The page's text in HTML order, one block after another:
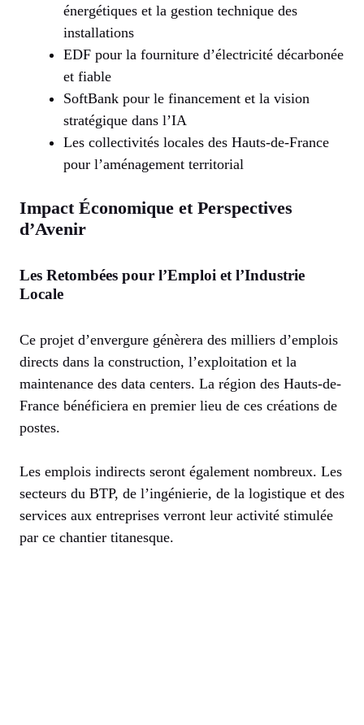
énergétiques et la gestion technique des
installations
EDF pour la fourniture d’électricité décarbonée
et fiable
SoftBank pour le financement et la vision
stratégique dans l’IA
Les collectivités locales des Hauts-de-France
pour l’aménagement territorial
Impact Économique et Perspectives
d’Avenir
Les Retombées pour l’Emploi et l’Industrie
Locale
Ce projet d’envergure génèrera des milliers d’emplois
directs dans la construction, l’exploitation et la
maintenance des data centers. La région des Hauts-de-
France bénéficiera en premier lieu de ces créations de
postes.
Les emplois indirects seront également nombreux. Les
secteurs du BTP, de l’ingénierie, de la logistique et des
services aux entreprises verront leur activité stimulée
par ce chantier titanesque.